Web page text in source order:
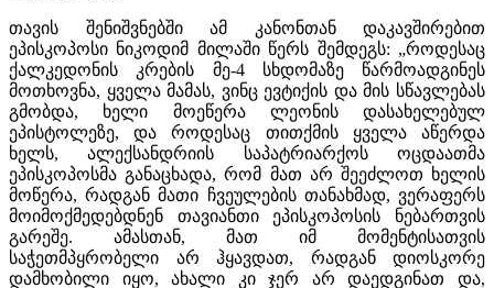
თავის შენიშვნებში ამ კანონთან დაკავშირებით
ეპისკოპოსი ნიკოდიმ მილაში წერს შემდეგს: „როდესაც
ქალკედონის კრების მე-4 სხდომაზე წარმოადგინეს
მოთხოვნა, ყველა მამას, ვინც ევტიქის და მის სწავლებას
გმობდა, ხელი მოეწერა ლეონის დასახელებულ
ეპისტოლეზე, და როდესაც თითქმის ყველა აწერდა
ხელს, ალექსანდრიის საპატრიარქოს ოცდაათმა
ეპისკოპოსმა განაცხადა, რომ მათ არ შეეძლოთ ხელის
მოწერა, რადგან მათი ჩვეულების თანახმად, ვერაფერს
მოიმოქმედებდნენ თავიანთი ეპისკოპოსის ნებართვის
გარეშე. ამასთან, მათ იმ მომენტისათვის
საჭეთმპყრობელი არ ჰყავდათ, რადგან დიოსკორე
დამხობილი იყო, ახალი კი ჯერ არ დაედგინათ და,